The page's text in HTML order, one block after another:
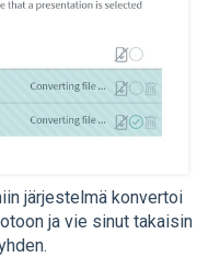
järjestelmä konvertoi
ja vie sinut takaisin